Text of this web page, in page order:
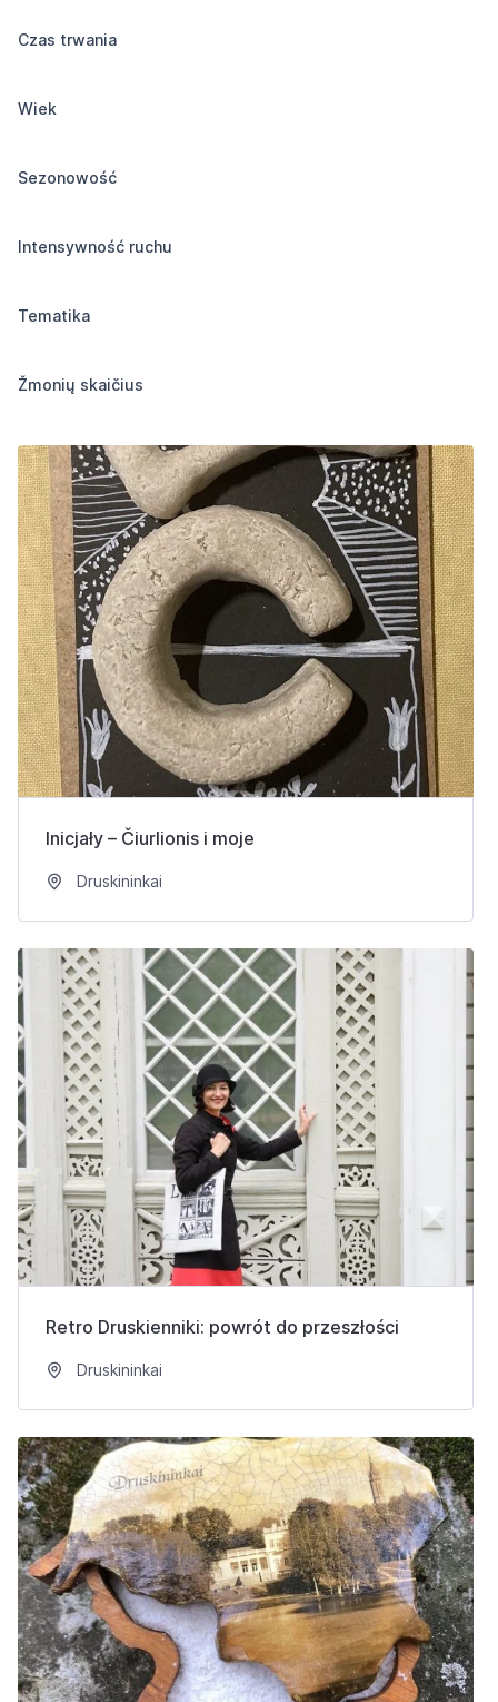
Czas trwania
Wiek
Sezonowość
Intensywność ruchu
Tematika
Žmonių skaičius
Inicjały – Čiurlionis i moje
Druskininkai
Retro Druskienniki: powrót do przeszłości
Druskininkai